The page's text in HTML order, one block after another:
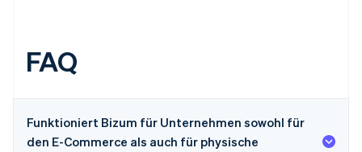
FAQ
Funktioniert Bizum für Unternehmen sowohl für
den E-Commerce als auch für physische